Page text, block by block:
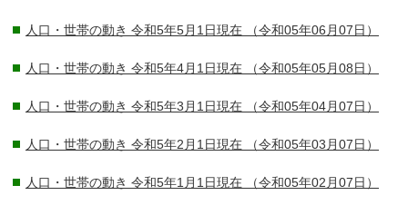
人口・世帯の動き 令和5年5月1日現在 （令和05年06月07日）
人口・世帯の動き 令和5年4月1日現在 （令和05年05月08日）
人口・世帯の動き 令和5年3月1日現在 （令和05年04月07日）
人口・世帯の動き 令和5年2月1日現在 （令和05年03月07日）
人口・世帯の動き 令和5年1月1日現在 （令和05年02月07日）